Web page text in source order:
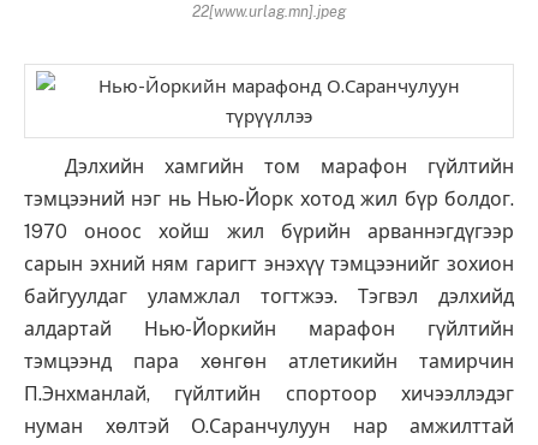
22[www.urlag.mn].jpeg
Дэлхийн хамгийн том марафон гүйлтийн
тэмцээний нэг нь Нью-Йорк хотод жил бүр болдог.
1970 оноос хойш жил бүрийн арваннэгдүгээр
сарын эхний ням гаригт энэхүү тэмцээнийг зохион
байгуулдаг уламжлал тогтжээ. Тэгвэл дэлхийд
алдартай Нью-Йоркийн марафон гүйлтийн
тэмцээнд пара хөнгөн атлетикийн тамирчин
П.Энхманлай, гүйлтийн спортоор хичээллэдэг
нуман хөлтэй О.Саранчулуун нар амжилттай